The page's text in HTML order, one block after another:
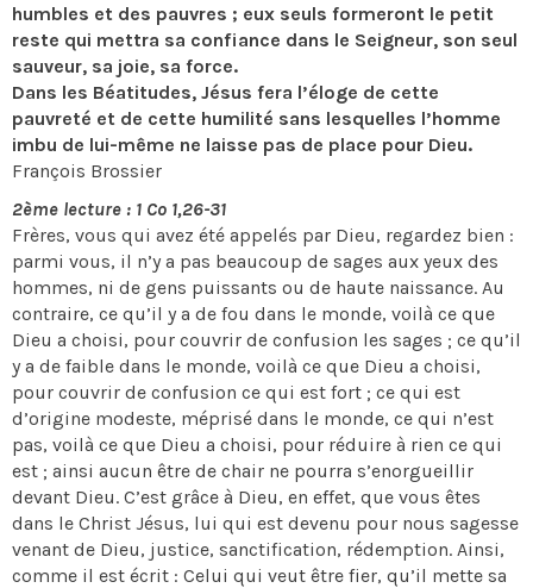
humbles et des pauvres ; eux seuls formeront le petit
reste qui mettra sa confiance dans le Seigneur, son seul
sauveur, sa joie, sa force.
Dans les Béatitudes, Jésus fera l’éloge de cette
pauvreté et de cette humilité sans lesquelles l’homme
imbu de lui-même ne laisse pas de place pour Dieu.
François Brossier
2ème lecture : 1 Co 1,26-31
Frères, vous qui avez été appelés par Dieu, regardez bien :
parmi vous, il n’y a pas beaucoup de sages aux yeux des
hommes, ni de gens puissants ou de haute naissance. Au
contraire, ce qu’il y a de fou dans le monde, voilà ce que
Dieu a choisi, pour couvrir de confusion les sages ; ce qu’il
y a de faible dans le monde, voilà ce que Dieu a choisi,
pour couvrir de confusion ce qui est fort ; ce qui est
d’origine modeste, méprisé dans le monde, ce qui n’est
pas, voilà ce que Dieu a choisi, pour réduire à rien ce qui
est ; ainsi aucun être de chair ne pourra s’enorgueillir
devant Dieu. C’est grâce à Dieu, en effet, que vous êtes
dans le Christ Jésus, lui qui est devenu pour nous sagesse
venant de Dieu, justice, sanctification, rédemption. Ainsi,
comme il est écrit : Celui qui veut être fier, qu’il mette sa